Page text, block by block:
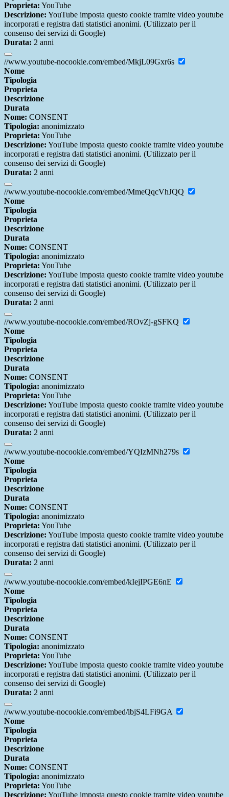
Proprieta: YouTube
Descrizione: YouTube imposta questo cookie tramite video youtube
incorporati e registra dati statistici anonimi. (Utilizzato per il
consenso dei servizi di Google)
Durata: 2 anni
//www.youtube-nocookie.com/embed/MkjL09Gxr6s
Nome
Tipologia
Proprieta
Descrizione
Durata
Nome: CONSENT
Tipologia: anonimizzato
Proprieta: YouTube
Descrizione: YouTube imposta questo cookie tramite video youtube
incorporati e registra dati statistici anonimi. (Utilizzato per il
consenso dei servizi di Google)
Durata: 2 anni
//www.youtube-nocookie.com/embed/MmeQqcVhJQQ
Nome
Tipologia
Proprieta
Descrizione
Durata
Nome: CONSENT
Tipologia: anonimizzato
Proprieta: YouTube
Descrizione: YouTube imposta questo cookie tramite video youtube
incorporati e registra dati statistici anonimi. (Utilizzato per il
consenso dei servizi di Google)
Durata: 2 anni
//www.youtube-nocookie.com/embed/ROvZj-gSFKQ
Nome
Tipologia
Proprieta
Descrizione
Durata
Nome: CONSENT
Tipologia: anonimizzato
Proprieta: YouTube
Descrizione: YouTube imposta questo cookie tramite video youtube
incorporati e registra dati statistici anonimi. (Utilizzato per il
consenso dei servizi di Google)
Durata: 2 anni
//www.youtube-nocookie.com/embed/YQIzMNh279s
Nome
Tipologia
Proprieta
Descrizione
Durata
Nome: CONSENT
Tipologia: anonimizzato
Proprieta: YouTube
Descrizione: YouTube imposta questo cookie tramite video youtube
incorporati e registra dati statistici anonimi. (Utilizzato per il
consenso dei servizi di Google)
Durata: 2 anni
//www.youtube-nocookie.com/embed/kIejIPGE6nE
Nome
Tipologia
Proprieta
Descrizione
Durata
Nome: CONSENT
Tipologia: anonimizzato
Proprieta: YouTube
Descrizione: YouTube imposta questo cookie tramite video youtube
incorporati e registra dati statistici anonimi. (Utilizzato per il
consenso dei servizi di Google)
Durata: 2 anni
//www.youtube-nocookie.com/embed/lbjS4LFi9GA
Nome
Tipologia
Proprieta
Descrizione
Durata
Nome: CONSENT
Tipologia: anonimizzato
Proprieta: YouTube
Descrizione: YouTube imposta questo cookie tramite video youtube